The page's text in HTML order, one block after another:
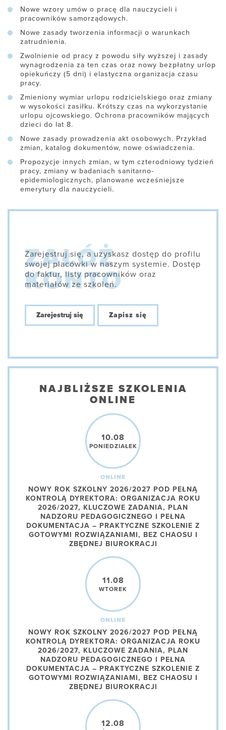
Nowe wzory umów o pracę dla nauczycieli i
pracowników samorządowych.
Nowe zasady tworzenia informacji o warunkach
zatrudnienia.
Zwolnienie od pracy z powodu siły wyższej i zasady
wynagrodzenia za ten czas oraz nowy bezpłatny urlop
opiekuńczy (5 dni) i elastyczna organizacja czasu
pracy.
Zmieniony wymiar urlopu rodzicielskiego oraz zmiany
w wysokości zasiłku. Krótszy czas na wykorzystanie
urlopu ojcowskiego. Ochrona pracowników mających
dzieci do lat 8.
Nowe zasady prowadzenia akt osobowych. Przykład
zmian, katalog dokumentów, nowe oświadczenia.
Propozycje innych zmian, w tym czterodniowy tydzień
pracy, zmiany w badaniach sanitarno-
epidemiologicznych, planowane wcześniejsze
emerytury dla nauczycieli.
Zarejestruj się, a uzyskasz dostęp do profilu
swojej placówki w naszym systemie. Dostęp
do faktur, listy pracowników oraz
materiałów ze szkoleń.
Zarejestruj się Zapisz się
NAJBLIŻSZE SZKOLENIA
ONLINE
10.08
PONIEDZIAŁEK
ONLINE
NOWY ROK SZKOLNY 2026/2027 POD PEŁNĄ
KONTROLĄ DYREKTORA: ORGANIZACJA ROKU
2026/2027, KLUCZOWE ZADANIA, PLAN
NADZORU PEDAGOGICZNEGO I PEŁNA
DOKUMENTACJA – PRAKTYCZNE SZKOLENIE Z
GOTOWYMI ROZWIĄZANIAMI, BEZ CHAOSU I
ZBĘDNEJ BIUROKRACJI
11.08
WTOREK
ONLINE
NOWY ROK SZKOLNY 2026/2027 POD PEŁNĄ
KONTROLĄ DYREKTORA: ORGANIZACJA ROKU
2026/2027, KLUCZOWE ZADANIA, PLAN
NADZORU PEDAGOGICZNEGO I PEŁNA
DOKUMENTACJA – PRAKTYCZNE SZKOLENIE Z
GOTOWYMI ROZWIĄZANIAMI, BEZ CHAOSU I
ZBĘDNEJ BIUROKRACJI
12.08